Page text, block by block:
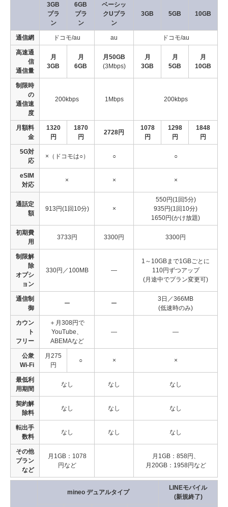
3GB
プラ
ン
6GB
プラ
ン
ベーシッ
クUプラ
ン
3GB 5GB 10GB
通信網 ドコモ/au au ドコモ/au
高速通
信
通信量
月
3GB
月
6GB
月50GB
(3Mbps)
月
3GB
月
5GB
月
10GB
制限時
の
通信速
度
200kbps 1Mbps 200kbps
月額料
金
1320
円
1870
円
2728円
1078
円
1298
円
1848
円
5G対
応
×（ドコモは○） ○ ○
eSIM
対応
× × ×
通話定
額
913円(1回10分) ×
550円(1回5分)
935円(1回10分)
1650円(かけ放題)
初期費
用
3733円 3300円 3300円
制限解
除
オプシ
ョン
330円／100MB ―
1～10GBまで1GBごとに
110円ずつアップ
(月途中でプラン変更可)
通信制
御
ー ー
3日／366MB
(低速時のみ)
カウン
ト
フリー
＋月308円で
YouTube、
ABEMAなど
― ―
公衆
Wi-Fi
月275
円
○ × ×
最低利
用期間
なし なし なし
契約解
除料
なし なし なし
転出手
数料
なし なし なし
その他
プラン
など
月1GB：1078
円など
月1GB：858円、
月20GB：1958円など
mineo デュアルタイプ
LINEモバイル
(新規終了)